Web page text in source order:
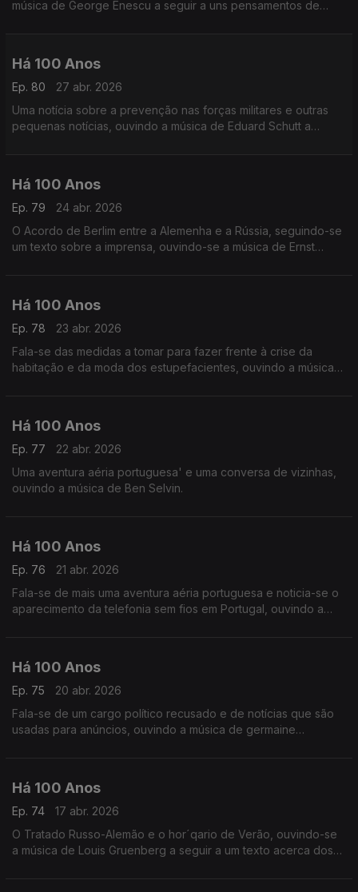
música de George Enescu a seguir a uns pensamentos de
Há 100 Anos
Ep. 80
27 abr. 2026
Uma notícia sobre a prevenção nas forças militares e outras
pequenas notícias, ouvindo a música de Eduard Schutt a
Há 100 Anos
Ep. 79
24 abr. 2026
O Acordo de Berlim entre a Alemenha e a Rússia, seguindo-se
um texto sobre a imprensa, ouvindo-se a música de Ernst
Há 100 Anos
Ep. 78
23 abr. 2026
Fala-se das medidas a tomar para fazer frente à crise da
habitação e da moda dos estupefacientes, ouvindo a música
Há 100 Anos
Ep. 77
22 abr. 2026
Uma aventura aéria portuguesa' e uma conversa de vizinhas,
ouvindo a música de Ben Selvin.
Há 100 Anos
Ep. 76
21 abr. 2026
Fala-se de mais uma aventura aéria portuguesa e noticia-se o
aparecimento da telefonia sem fios em Portugal, ouvindo a
Há 100 Anos
Ep. 75
20 abr. 2026
Fala-se de um cargo político recusado e de notícias que são
usadas para anúncios, ouvindo a música de germaine
Há 100 Anos
Ep. 74
17 abr. 2026
O Tratado Russo-Alemão e o hor´qario de Verão, ouvindo-se
a música de Louis Gruenberg a seguir a um texto acerca dos